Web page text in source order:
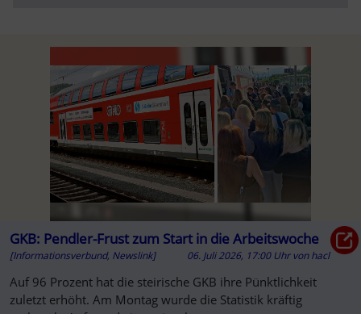
GKB: Pendler-Frust zum Start in die Arbeitswoche
[Informationsverbund, Newslink] 06. Juli 2026, 17:00 Uhr vonhacl
Auf 96 Prozent hat die steirische GKB ihre Pünktlichkeit
zuletzt erhöht. Am Montag wurde die Statistik kräftig